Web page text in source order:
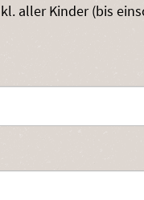
aller Kinder (bis